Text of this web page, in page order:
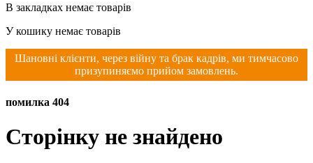
В закладках немає товарів
У кошику немає товарів
Шановні клієнти, через війну та брак кадрів, ми тимчасово
призупиняємо прийом замовлень.
помилка 404
Сторінку не знайдено